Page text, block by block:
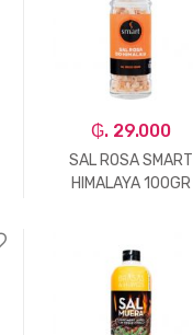
₲. 29.000
SAL ROSA SMART
HIMALAYA 100GR
Un.